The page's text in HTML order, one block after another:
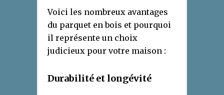
Voici les nombreux avantages
du parquet en bois et pourquoi
il représente un choix
judicieux pour votre maison :
Durabilité et longévité